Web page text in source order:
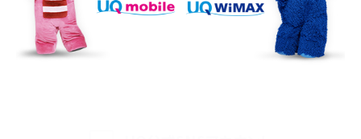
iPhone 16シリーズのモデルを比較！価格・サイズ・カメラ性能の違いを徹底解説
iPhone 16とiPhone 15の違いは？カメラ・スペック・機能を徹底比較